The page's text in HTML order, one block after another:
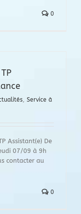
0
, Service à
Assistant(e) De
07/09 à 9h
contacter au
0